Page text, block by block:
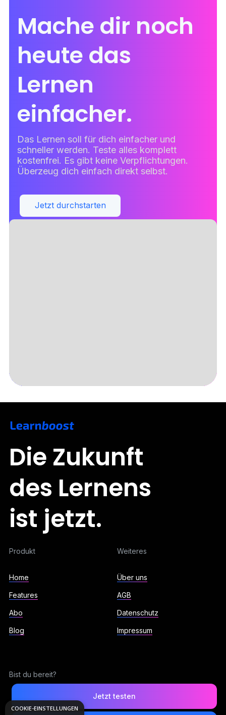
Mache dir noch
heute das
Lernen
einfacher.
Das Lernen soll für dich einfacher und
schneller werden. Teste alles komplett
kostenfrei. Es gibt keine Verpflichtungen.
Überzeug dich einfach direkt selbst.
Jetzt durchstarten
Die Zukunft
des Lernens
ist jetzt.
Produkt
Home
Features
Abo
Blog
Weiteres
Über uns
AGB
Datenschutz
Impressum
Bist du bereit?
Jetzt testen
COOKIE-EINSTELLUNGEN